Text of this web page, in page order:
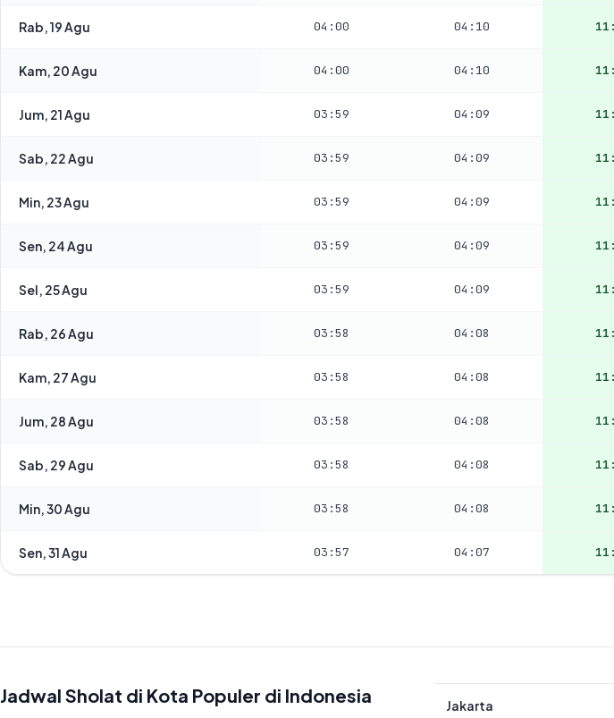
Rab, 19 Agu 04:00 04:10
Kam, 20 Agu 04:00 04:10
Jum, 21 Agu 03:59 04:09
Sab, 22 Agu 03:59 04:09
Min, 23 Agu 03:59 04:09
Sen, 24 Agu 03:59 04:09
Sel, 25 Agu 03:59 04:09
Rab, 26 Agu 03:58 04:08
Kam, 27 Agu 03:58 04:08
Jum, 28 Agu 03:58 04:08
Sab, 29 Agu 03:58 04:08
Min, 30 Agu 03:58 04:08
Sen, 31 Agu 03:57 04:07
Jadwal Sholat di Kota Populer di Indonesia Jakarta